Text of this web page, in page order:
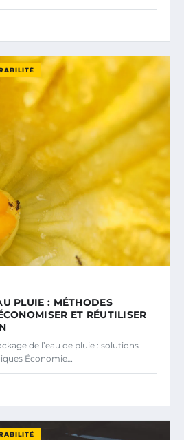
PLUIE : MÉTHODES
ET RÉUTILISER
de l’eau de pluie : solutions
Économie…